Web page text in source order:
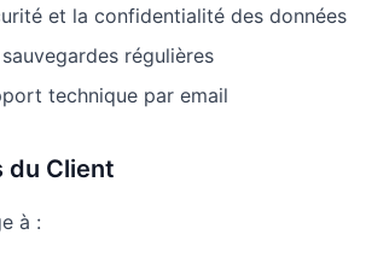
et la confidentialité des données
régulières
technique par email
du Client
à :